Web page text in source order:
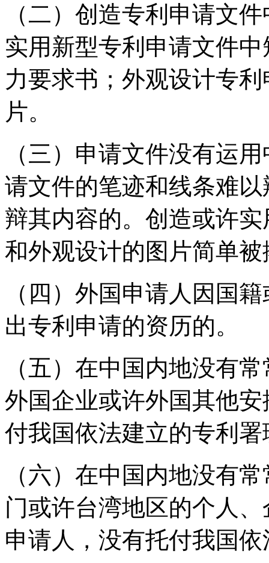
（二）创造专利申请文
实用新型专利申请文件
力要求书；外观设计专
片。
（三）申请文件没有运
请文件的笔迹和线条难
辩其内容的。创造或许
和外观设计的图片简单
（四）外国申请人因国
出专利申请的资历的。
（五）在中国内地没有
外国企业或许外国其他
付我国依法建立的专利
（六）在中国内地没有
门或许台湾地区的个人
申请人，没有托付我国